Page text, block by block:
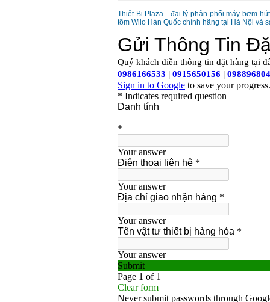
Thiết Bị Plaza - đại lý phân phối máy bơm
tõm Wilo Hàn Quốc chính hãng tại Hà Nội và